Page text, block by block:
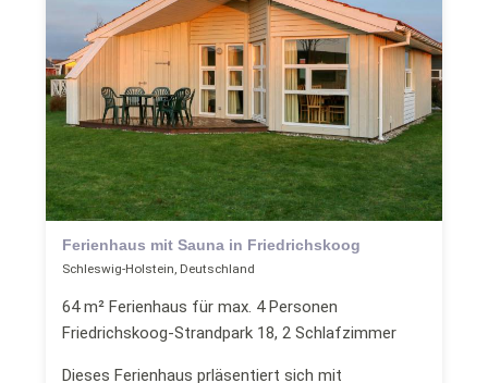
Ferienhaus mit Sauna in Friedrichskoog
Schleswig-Holstein, Deutschland
64 m² Ferienhaus für max. 4 Personen
Friedrichskoog-Strandpark 18, 2 Schlafzimmer
Dieses Ferienhaus prläsentiert sich mit